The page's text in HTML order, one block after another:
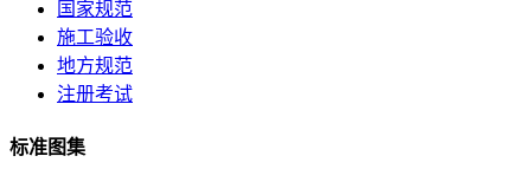
国家规范
施工验收
地方规范
注册考试
标准图集